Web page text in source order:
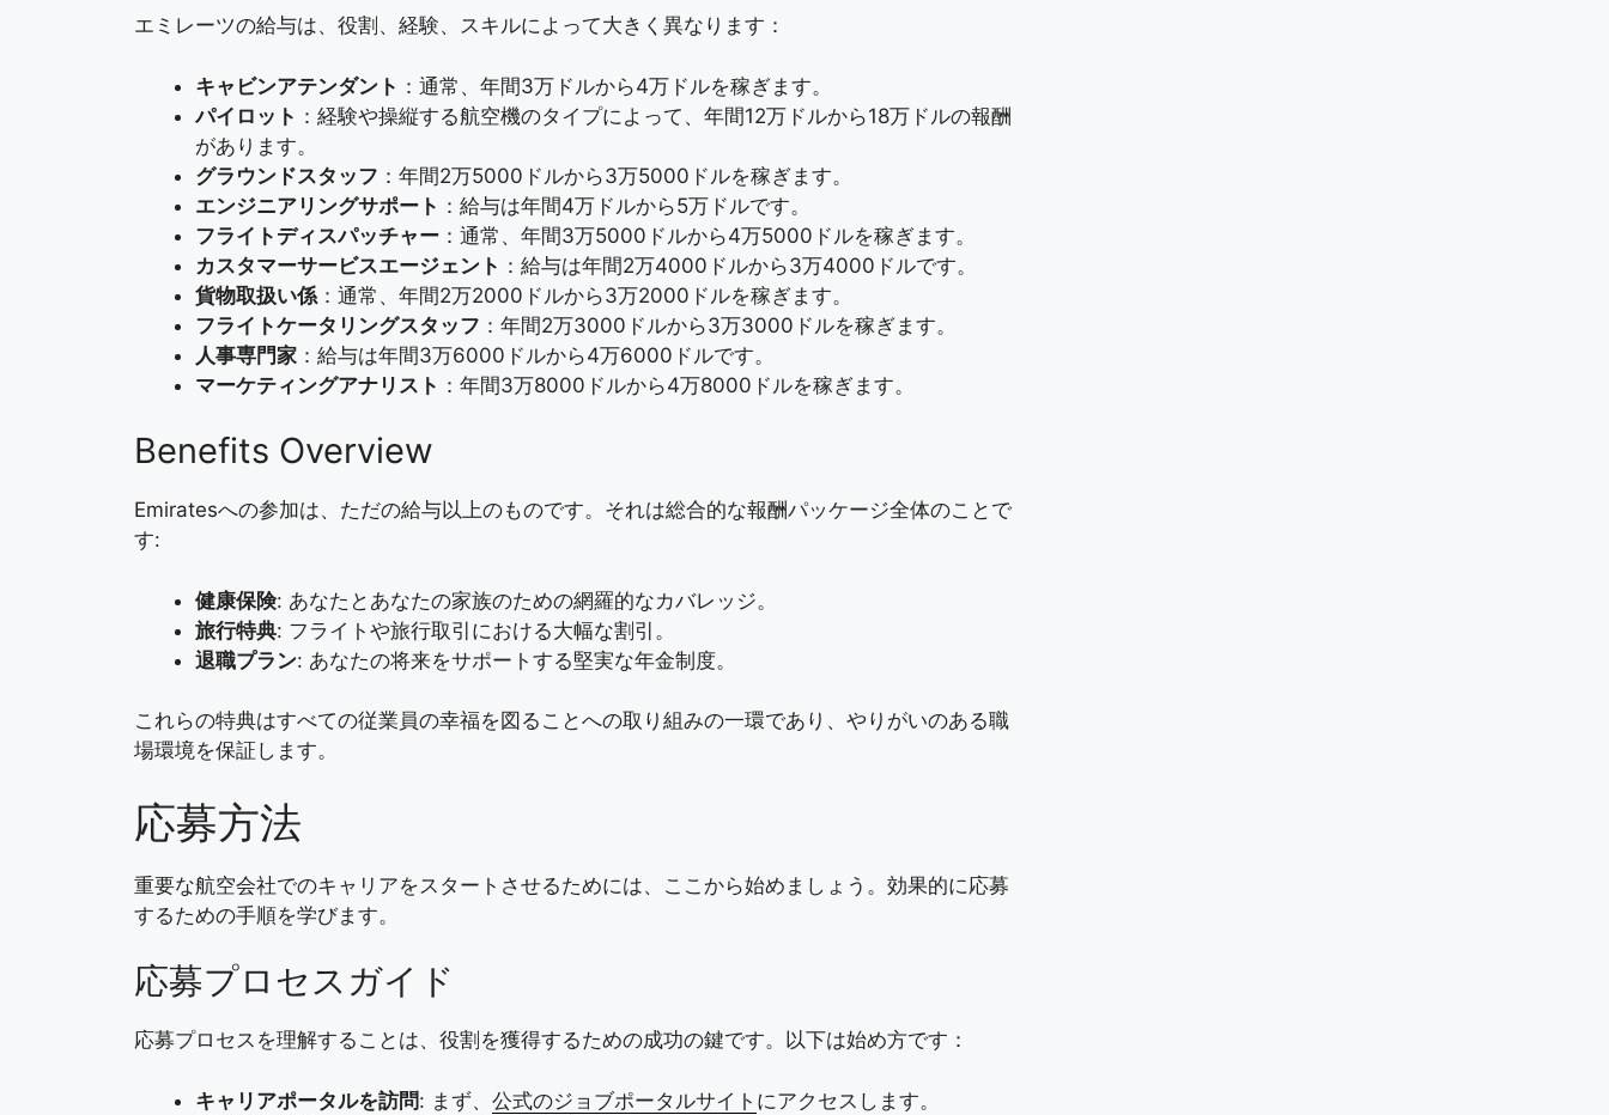
エミレーツの給与は、役割、経験、スキルによって大きく異なります：
キャビンアテンダント ：通常、年間3万ドルから4万ドルを稼ぎます。
パイロット ：経験や操縦する航空機のタイプによって、年間12万ドルから18万ドルの報酬
があります。
グラウンドスタッフ ：年間2万5000ドルから3万5000ドルを稼ぎます。
エンジニアリングサポート ：給与は年間4万ドルから5万ドルです。
フライトディスパッチャー ：通常、年間3万5000ドルから4万5000ドルを稼ぎます。
カスタマーサービスエージェント ：給与は年間2万4000ドルから3万4000ドルです。
貨物取扱い係 ：通常、年間2万2000ドルから3万2000ドルを稼ぎます。
フライトケータリングスタッフ ：年間2万3000ドルから3万3000ドルを稼ぎます。
人事専門家 ：給与は年間3万6000ドルから4万6000ドルです。
マーケティングアナリスト ：年間3万8000ドルから4万8000ドルを稼ぎます。
Benefits Overview
Emiratesへの参加は、ただの給与以上のものです。それは総合的な報酬パッケージ全体のことで
す:
健康保険: あなたとあなたの家族のための網羅的なカバレッジ。
旅行特典: フライトや旅行取引における大幅な割引。
退職プラン: あなたの将来をサポートする堅実な年金制度。
これらの特典はすべての従業員の幸福を図ることへの取り組みの一環であり、やりがいのある職
場環境を保証します。
応募方法
重要な航空会社でのキャリアをスタートさせるためには、ここから始めましょう。効果的に応募
するための手順を学びます。
応募プロセスガイド
応募プロセスを理解することは、役割を獲得するための成功の鍵です。以下は始め方です：
キャリアポータルを訪問: まず、 公式のジョブポータルサイト にアクセスします。